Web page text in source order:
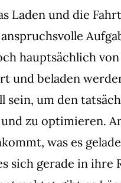
Laden und die
hauptsächlich
und beladen
um den
zu optimieren.
was es
sich gerade in